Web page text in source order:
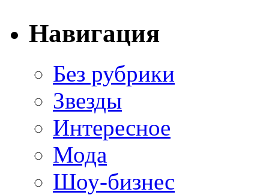
Навигация
Без рубрики
Звезды
Интересное
Мода
Шоу-бизнес